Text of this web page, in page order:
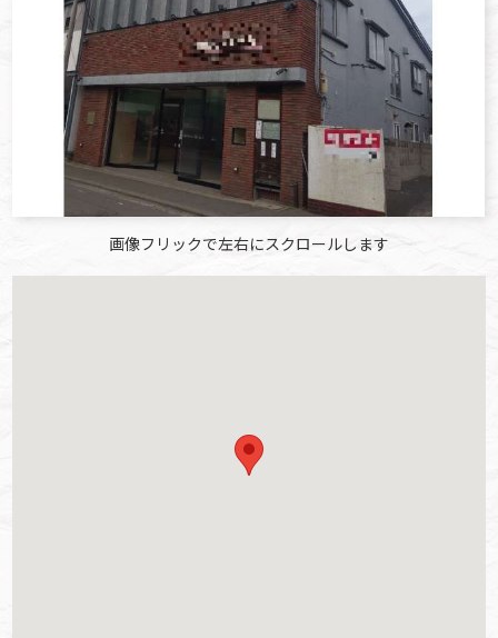
画像フリックで左右にスクロールします